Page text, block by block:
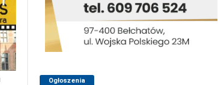
Ogłoszenia